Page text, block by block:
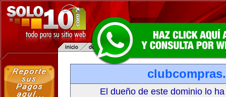
El dueño de este dominio lo